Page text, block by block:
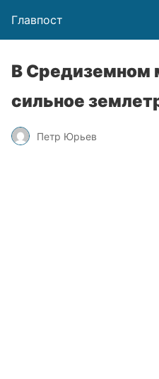
Главпост
В Средиземном
сильное
Петр Юрьев